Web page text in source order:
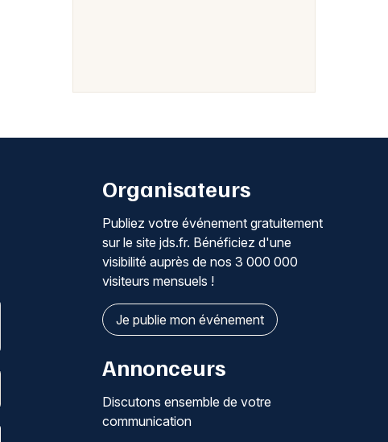
Organisateurs
Publiez votre événement gratuitement
sur le site jds.fr. Bénéficiez d'une
visibilité auprès de nos 3 000 000
visiteurs mensuels !
Je publie mon événement
Annonceurs
Discutons ensemble de votre
communication